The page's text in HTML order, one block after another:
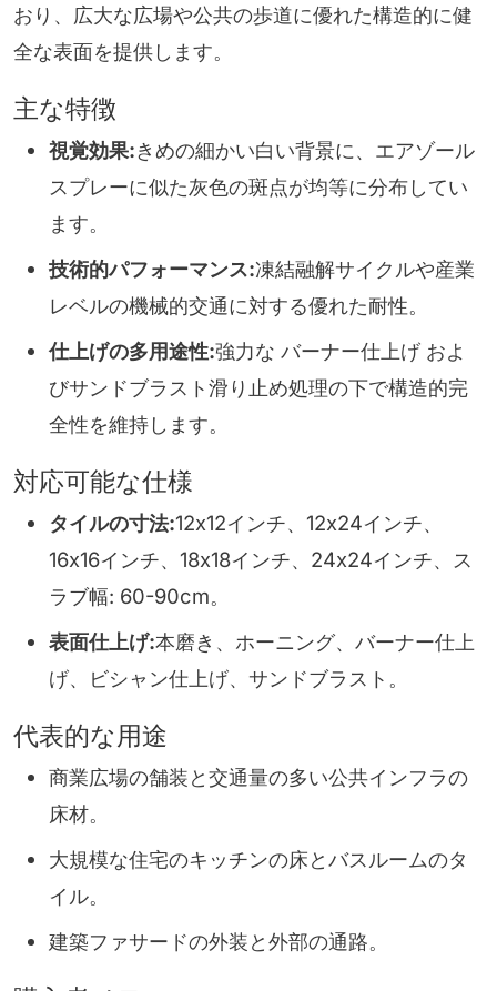
おり、広大な広場や公共の歩道に優れた構造的に健
全な表面を提供します。
主な特徴
視覚効果:きめの細かい白い背景に、エアゾール
スプレーに似た灰色の斑点が均等に分布してい
ます。
技術的パフォーマンス:凍結融解サイクルや産業
レベルの機械的交通に対する優れた耐性。
仕上げの多用途性:強力な バーナー仕上げ およ
びサンドブラスト滑り止め処理の下で構造的完
全性を維持します。
対応可能な仕様
タイルの寸法:12x12インチ、12x24インチ、
16x16インチ、18x18インチ、24x24インチ、ス
ラブ幅: 60-90cm。
表面仕上げ:本磨き、ホーニング、バーナー仕上
げ、ビシャン仕上げ、サンドブラスト。
代表的な用途
商業広場の舗装と交通量の多い公共インフラの
床材。
大規模な住宅のキッチンの床とバスルームのタ
イル。
建築ファサードの外装と外部の通路。